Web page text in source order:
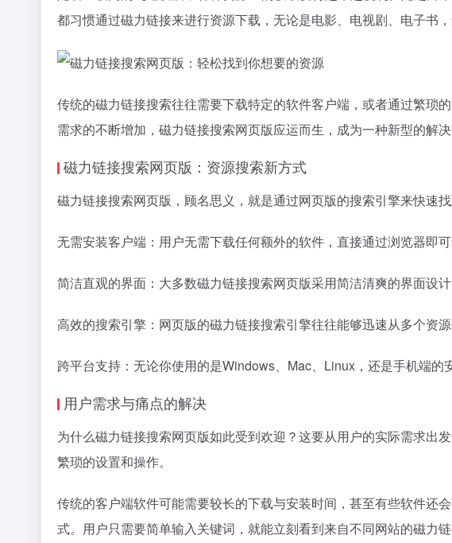
都习惯通过磁力链接来进行资源下载，无论是电影、电视剧、电子书
传统的磁力链接搜索往往需要下载特定的软件客户端，或者通过繁琐
需求的不断增加，磁力链接搜索网页版应运而生，成为一种新型的解
磁力链接搜索网页版：资源搜索新方式
磁力链接搜索网页版，顾名思义，就是通过网页版的搜索引擎来快速
无需安装客户端：用户无需下载任何额外的软件，直接通过浏览器即
简洁直观的界面：大多数磁力链接搜索网页版采用简洁清爽的界面设
高效的搜索引擎：网页版的磁力链接搜索引擎往往能够迅速从多个资
跨平台支持：无论你使用的是Windows、Mac、Linux，还是手机端
用户需求与痛点的解决
为什么磁力链接搜索网页版如此受到欢迎？这要从用户的实际需求出
繁琐的设置和操作。
传统的客户端软件可能需要较长的下载与安装时间，甚至有些软件还
式。用户只需要简单输入关键词，就能立刻看到来自不同网站的磁力